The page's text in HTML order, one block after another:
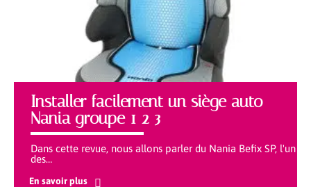
Installer facilement un siège auto
Nania groupe 1 2 3
Dans cette revue, nous allons parler du Nania Befix SP, l'un
des…
En savoir plus